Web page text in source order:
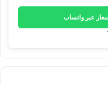
عبر واتساب